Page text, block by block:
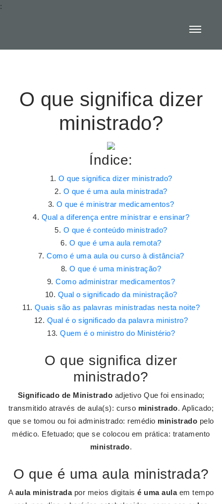
:
O que significa dizer
ministrado?
Índice:
O que significa dizer ministrado?
O que é uma aula ministrada?
O que é ministrar medicamentos?
Qual a diferença entre ministrar e ensinar?
O que é conteúdo ministrado?
O que é uma aula remota?
Como é uma aula ou curso à distância?
O que é uma ministração?
Como administrar medicamentos?
Qual o significado da ministração?
Quais são as palavras ministradas nesta noite?
Qual é o significado da palavra ministro?
Quem é o ministro do Ministério?
O que significa dizer
ministrado?
Significado de Ministrado adjetivo Que foi ensinado;
transmitido através de aula(s): curso ministrado. Aplicado;
que se tomou ou foi administrado: remédio ministrado pelo
médico. Efetuado; que se colocou em prática: tratamento
ministrado.
O que é uma aula ministrada?
A aula ministradapor meios digitais é uma aulaem tempo